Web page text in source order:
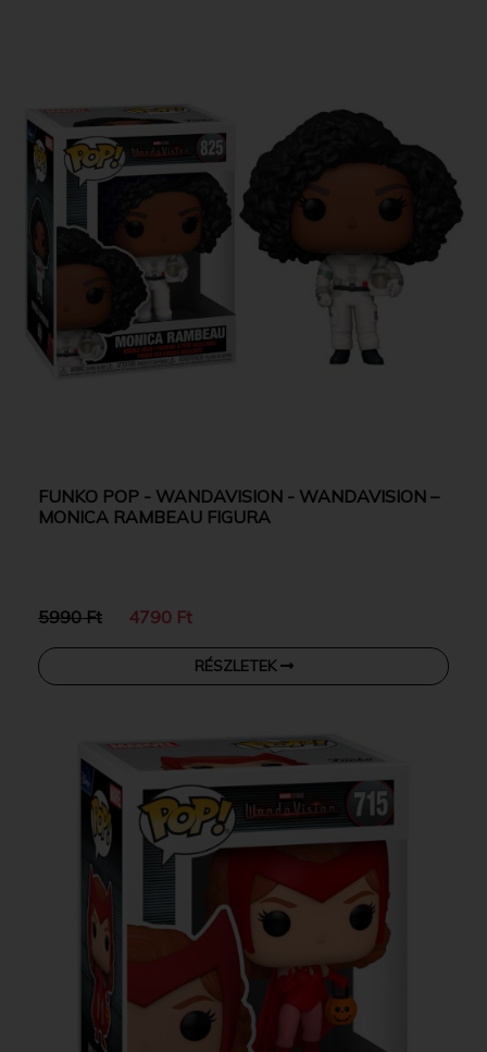
FUNKO POP - WANDAVISION - WANDAVISION –
MONICA RAMBEAU FIGURA
5990 Ft 4790 Ft
RÉSZLETEK